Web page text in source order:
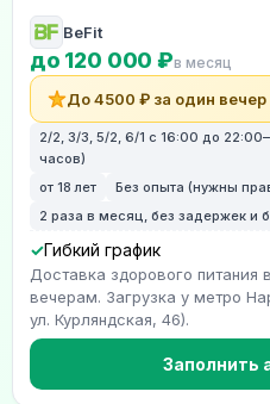
BeFit
до 120 000 ₽в месяц
До 4500 ₽ за один
2/2, 3/3, 5/2, 6/1 с 16:00 до
часов)
от 18 лет
Без опыта (нужны
2 раза в месяц, без задержек и
Гибкий график
Доставка здорового питания
вечерам. Загрузка у метро
ул. Курляндская, 46).
Заполнить